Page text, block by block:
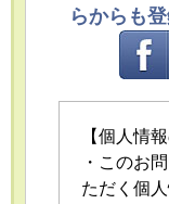
らからも
【個人情
・このお
ただく個